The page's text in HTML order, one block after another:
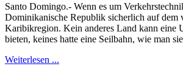
Santo Domingo.- Wenn es um
Dominikanische Republik sicherlich auf dem
Karibikregion. Kein anderes Land kann eine
bieten, keines hatte eine Seilbahn, wie man
Weiterlesen ...